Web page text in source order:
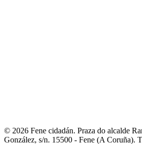
© 2026 Fene cidadán. Praza do alcalde
González, s/n. 15500 - Fene (A Coruña).